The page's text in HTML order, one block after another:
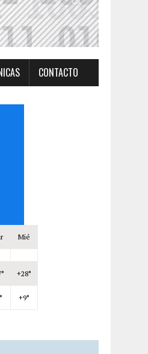
CONTACTO
Mié
+28°
+9°